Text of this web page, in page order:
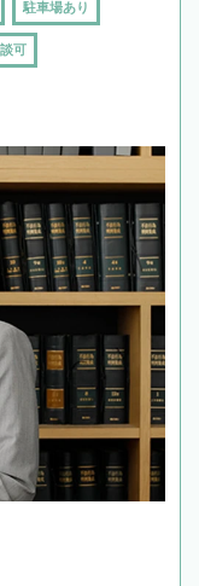
駐車場あり
可